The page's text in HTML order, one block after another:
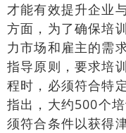
才能有效提升企业
方面，为了确保培
力市场和雇主的需
指导原则，要求培
程时，必须符合特
指出，大约500个
须符合条件以获得